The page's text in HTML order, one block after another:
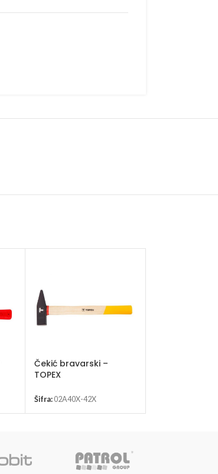
Čekić bravarski –
TOPEX
Šifra: 02A40X-42X